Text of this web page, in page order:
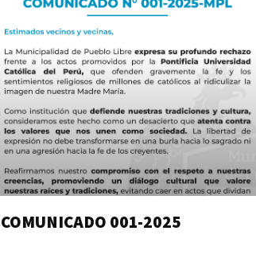
COMUNICADO 001-2025